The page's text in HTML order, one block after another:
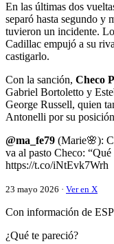
En las últimas dos
separó hasta segundo y
tuvieron un incidente.
Cadillac empujó a su
castigarlo.
Con la sanción, Checo
Gabriel Bortoletto y
George Russell, quien
Antonelli por su
@ma_fe79 (Marie🌸):
va al pasto Checo:
https://t.co/iNtEvk7Wrh
23 mayo 2026 · Ver en X
Con información de
¿Qué te pareció?